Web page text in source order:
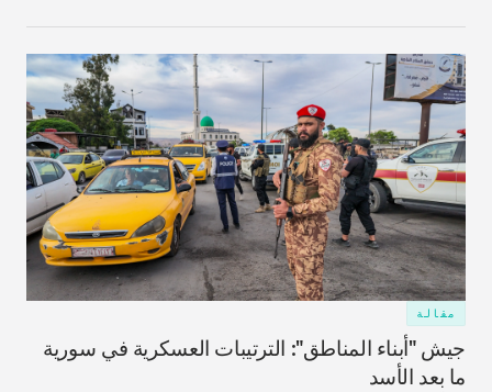
مقالة
جيش "أبناء المناطق": الترتيبات العسكرية في سورية
ما بعد الأسد